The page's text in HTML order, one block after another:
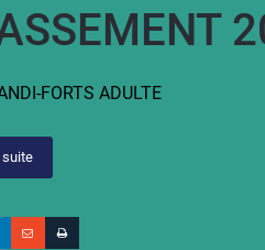
FORTS ADULTE
suite